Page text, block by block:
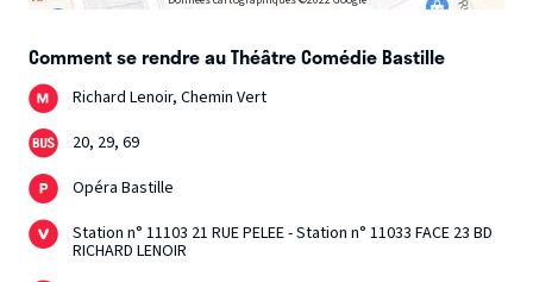
Comment se rendre au Théâtre Comédie Bastille
Richard Lenoir, Chemin Vert
20, 29, 69
Opéra Bastille
Station n° 11103 21 RUE PELEE - Station n° 11033 FACE 23 BD
RICHARD LENOIR